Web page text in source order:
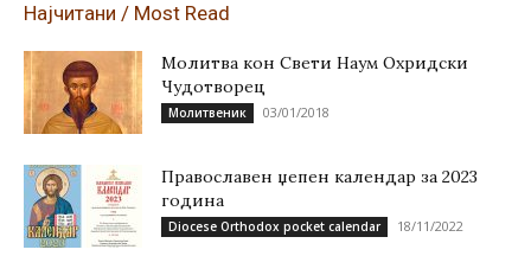
Најчитани / Most Read
Молитва кон Свети Наум Охридски
Чудотворец
Молитвеник 03/01/2018
Православен џепен календар за 2023
година
Diocese Orthodox pocket calendar 18/11/2022